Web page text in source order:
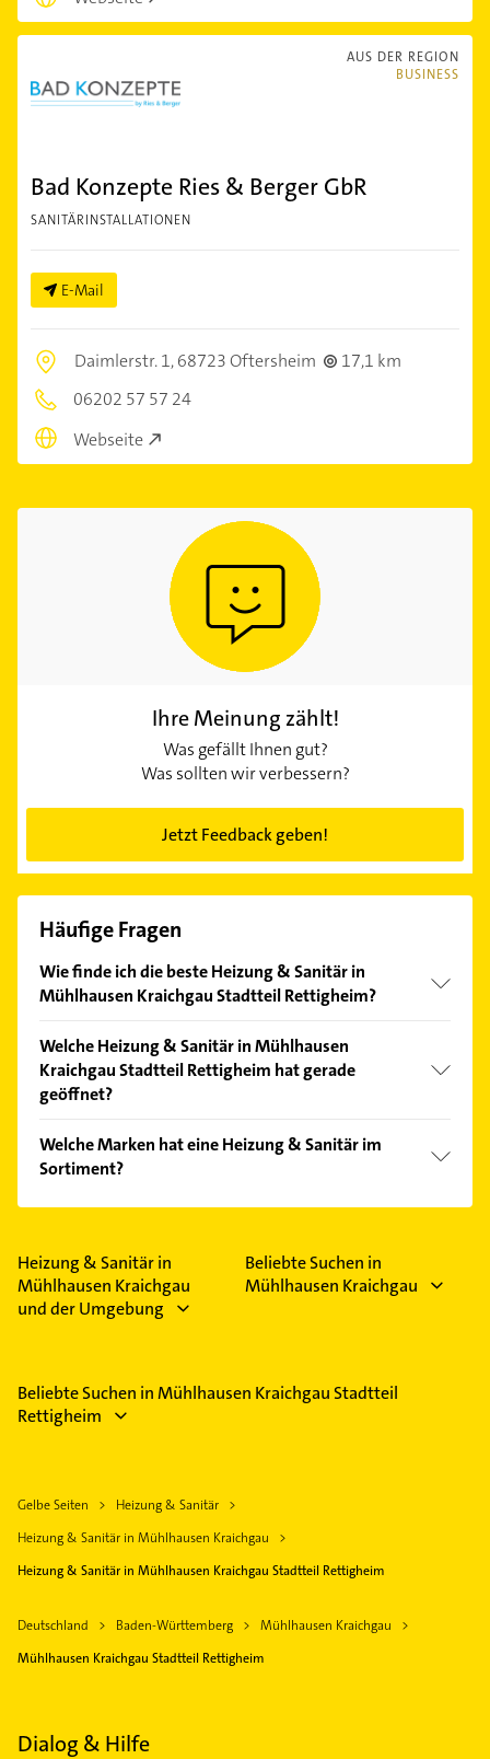
AUS DER REGION
BUSINESS
Bad Konzepte Ries & Berger GbR
SANITÄRINSTALLATIONEN
E-Mail
Daimlerstr. 1,68723 Oftersheim
17,1 km
06202 57 57 24
Webseite
Ihre Meinung zählt!
Was gefällt Ihnen gut?
Was sollten wir verbessern?
Jetzt Feedback geben!
Häufige Fragen
Wie finde ich die beste Heizung & Sanitär in
Mühlhausen Kraichgau Stadtteil Rettigheim?
Kundenmeinungen und profitieren Sie von den
Empfehlungen. Die Suchergebnisse können Sie sich
einfach nach
Welche Heizung & Sanitär in Mühlhausen
Kraichgau Stadtteil Rettigheim hat gerade
geöffnet?
Bitte beachten Sie, dass diese an Sonn- und
Feiertagen abweichen können.
Welche Marken hat eine Heizung & Sanitär im
Sortiment?
Die Heizung & Sanitär verkauft Marken wie Hansa,
Heizung & Sanitär in
Mühlhausen Kraichgau
und der Umgebung
Beliebte Suchen in
Mühlhausen Kraichgau
Beliebte Suchen in Mühlhausen Kraichgau Stadtteil
Rettigheim
Gelbe Seiten
Heizung & Sanitär
Heizung & Sanitär in Mühlhausen Kraichgau
Heizung & Sanitär in Mühlhausen Kraichgau Stadtteil Rettigheim
Deutschland Baden-Württemberg
Mühlhausen Kraichgau
Mühlhausen Kraichgau Stadtteil Rettigheim
Dialog & Hilfe